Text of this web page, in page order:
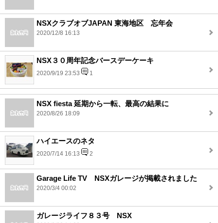
NSXクラブオブJAPAN 東海地区 忘年会
2020/12/8 16:13
NSX３０周年記念バースデーケーキ
2020/9/19 23:53 1
NSX fiesta 延期から一転、最高の結果に
2020/8/26 18:09
ハイエースのネタ
2020/7/14 16:13 2
Garage Life TV NSXガレージが掲載されました
2020/3/4 00:02
ガレージライフ８３号 NSX